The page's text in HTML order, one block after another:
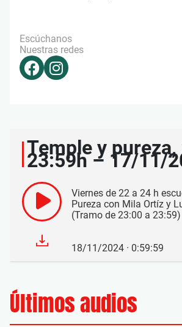
Escúchanos
Nuestras redes
Temple y pureza,
23:59h – 17/11/
Viernes de 22 a 24 h
Pureza con Mila Ortíz y
(Tramo de 23:00 a 23:59)
18/11/2024 · 0:59:59
Últimos audios